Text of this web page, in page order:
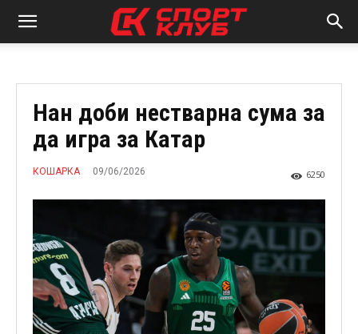
Нан доби нестварна сума за
да игра за Катар
КОШАРКА 09/06/2026 6250